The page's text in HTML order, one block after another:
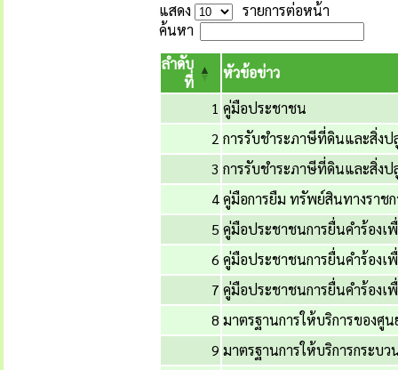
แสดง
รายการต่อหน้า
ค้นหา
ลำดับ
ที่
หัวข้อข่าว
1 คู่มือประชาชน
2 การรับชำระภาษีที่ดินและสิ่งป
3 การรับชำระภาษีที่ดินและสิ่งป
4คู่มือการยืม ทรัพย์สินทางราชก
5 คู่มือประชาชนการยื่นคำร้องเ
6 คู่มือประชาชนการยื่นคำร้องเ
7 คู่มือประชาชนการยื่นคำร้องเ
8 มาตรฐานการให้บริการของศู
9 มาตรฐานการให้บริการกระบ